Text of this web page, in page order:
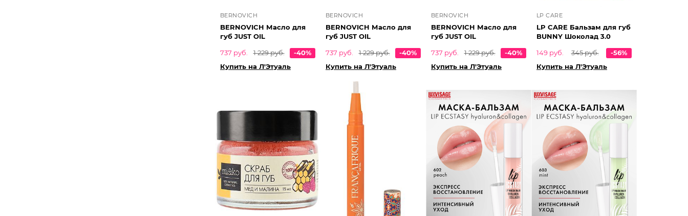
BERNOVICH
BERNOVICH Масло для
губ JUST OIL
737 руб.
1 229 руб.
-40%
Купить на Л'Этуаль
BERNOVICH
BERNOVICH Масло для
губ JUST OIL
737 руб.
1 229 руб.
-40%
Купить на Л'Этуаль
BERNOVICH
BERNOVICH Масло для
губ JUST OIL
737 руб.
1 229 руб.
-40%
Купить на Л'Этуаль
LP CARE
LP CARE Бальзам для губ
BUNNY Шоколад 3.0
149 руб.
345 руб.
-56%
Купить на Л'Этуаль